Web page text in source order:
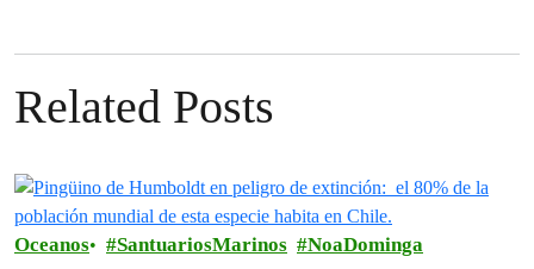
Related Posts
Oceanos SantuariosMarinos NoaDominga